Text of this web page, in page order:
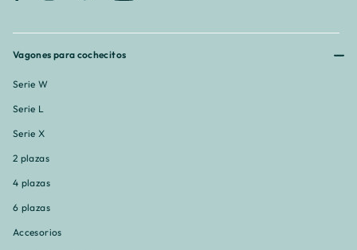
Vagones para cochecitos
Serie W
Serie L
Serie X
2 plazas
4 plazas
6 plazas
Accesorios